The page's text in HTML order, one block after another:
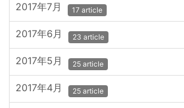
2017年7月 17 article
2017年6月 23 article
2017年5月 25 article
2017年4月 25 article